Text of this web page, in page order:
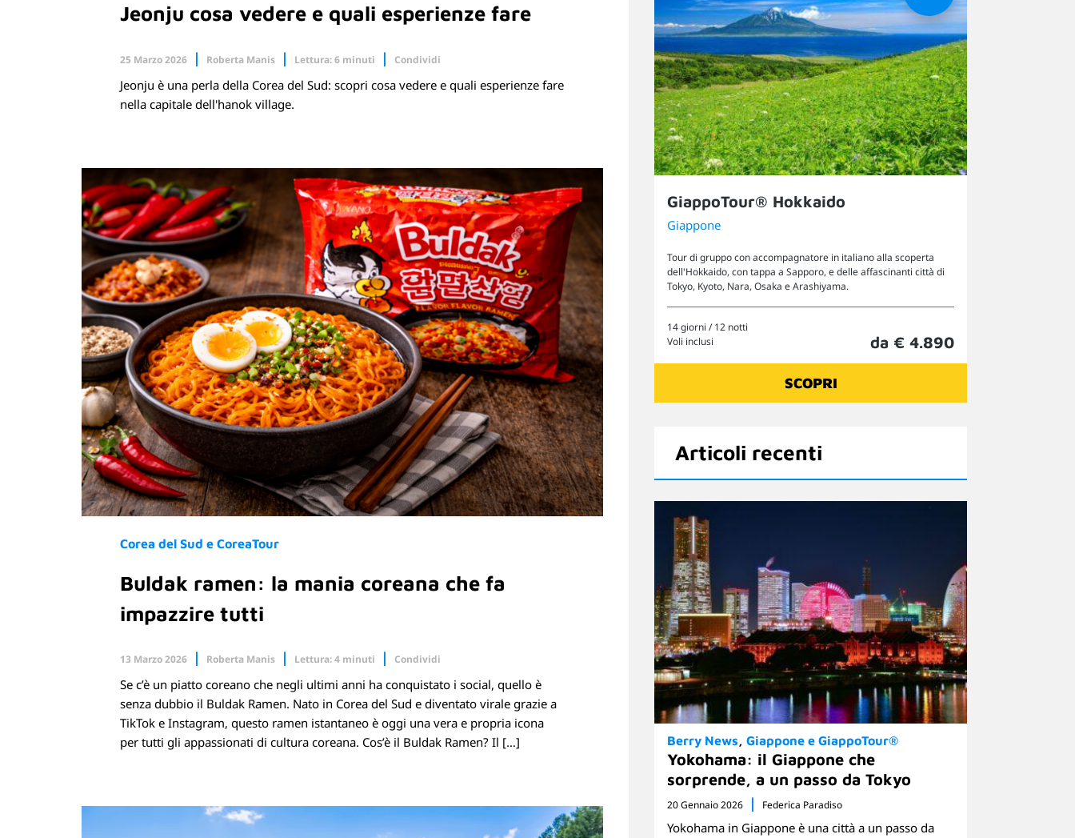
Jeonju cosa vedere e quali esperienze fare
25 Marzo 2026 Roberta Manis Lettura: 6 minuti Condividi
Facebook X.com Linkedin
Jeonju è una perla della Corea del Sud: scopri cosa vedere e quali esperienze fare
nella capitale dell'hanok village.
Corea del Sud e CoreaTour
Buldak ramen: la mania coreana che fa
impazzire tutti
13 Marzo 2026 Roberta Manis Lettura: 4 minuti Condividi
Facebook X.com Linkedin
Se c’è un piatto coreano che negli ultimi anni ha conquistato i social, quello è
senza dubbio il Buldak Ramen. Nato in Corea del Sud e diventato virale grazie a
TikTok e Instagram, questo ramen istantaneo è oggi una vera e propria icona
per tutti gli appassionati di cultura coreana. Cos’è il Buldak Ramen? Il […]
GiappoTour® Hokkaido
Giappone
Tour di gruppo con accompagnatore in italiano alla scoperta
dell'Hokkaido, con tappa a Sapporo, e delle affascinanti città di
Tokyo, Kyoto, Nara, Osaka e Arashiyama.
14 giorni / 12 notti
Voli inclusi
da € 4.890
SCOPRI
Articoli recenti
Berry News Giappone e GiappoTour®
Yokohama: il Giappone che
sorprende, a un passo da Tokyo
20 Gennaio 2026 Federica Paradiso
Yokohama in Giappone è una città a un passo da